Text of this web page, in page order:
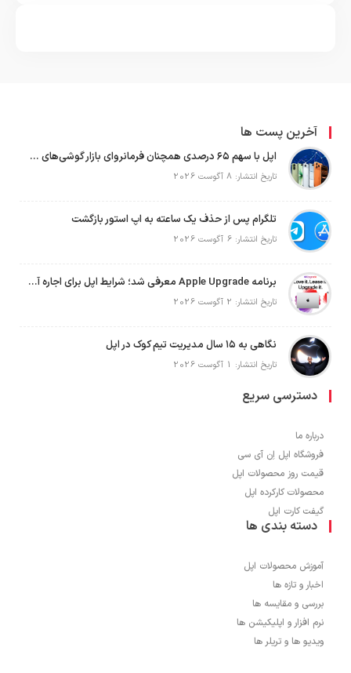
آخرین پست ها
اپل با سهم ۶۵ درصدی همچنان فرمانروای بازار گوشی‌های پریمیوم جهان است
تاریخ انتشار: 8 آگوست 2026
تلگرام پس از حذف یک ساعته به اپ استور بازگشت
تاریخ انتشار: 6 آگوست 2026
برنامه Apple Upgrade معرفی شد؛ شرایط اپل برای اجاره آیفون، آیپد، مک و اپل واچ
تاریخ انتشار: 2 آگوست 2026
نگاهی به ۱۵ سال مدیریت تیم کوک در اپل
تاریخ انتشار: 1 آگوست 2026
دسترسی سریع
درباره ما
فروشگاه اپل اِن آی سی
قیمت روز محصولات اپل
محصولات کارکرده اپل
گیفت کارت اپل
دسته بندی ها
آموزش محصولات اپل
اخبار و تازه ها
بررسی و مقایسه ها
نرم افزار و اپلیکیشن ها
ویدیو ها و تریلر ها